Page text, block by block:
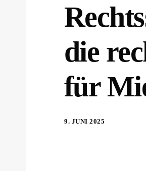
die
für
9. JUNI 2025